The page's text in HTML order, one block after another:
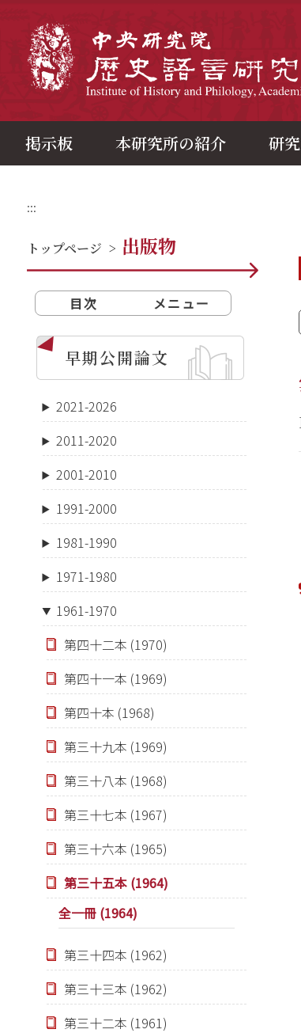
掲示板 本研究所の紹介 研
:::
トップページ > 出版物
目次 メニュー
早期公開論文
2021-2026
2011-2020
2001-2010
1991-2000
1981-1990
1971-1980
1961-1970
第四十二本 (1970)
第四十一本 (1969)
第四十本 (1968)
第三十九本 (1969)
第三十八本 (1968)
第三十七本 (1967)
第三十六本 (1965)
第三十五本 (1964)
全一冊 (1964)
第三十四本 (1962)
第三十三本 (1962)
第三十二本 (1961)